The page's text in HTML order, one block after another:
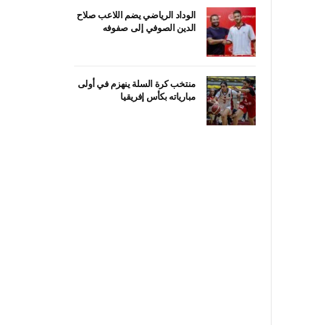
الوداد الرياضي يضم اللاعب صلاح
الدين الصوفي إلى صفوفه
منتخب كرة السلة ينهزم في أولى
مبارياته بكأس إفريقيا